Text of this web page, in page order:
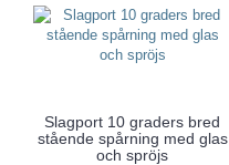
Slagport 10 graders bred
stående spårning med glas
och spröjs